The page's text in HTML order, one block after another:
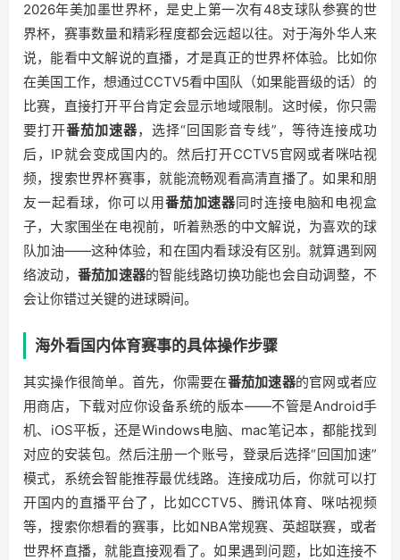
2026年美加墨世界杯，是史上第一次有48支球队参赛的世
界杯，赛事数量和精彩程度都会远超以往。对于海外华人来
说，能看中文解说的直播，才是真正的世界杯体验。比如你
在美国工作，想通过CCTV5看中国队（如果能晋级的话）的
比赛，直接打开平台肯定会显示地域限制。这时候，你只需
要打开番茄加速器，选择“回国影音专线”，等待连接成功
后，IP就会变成国内的。然后打开CCTV5官网或者咪咕视
频，搜索世界杯赛事，就能流畅观看高清直播了。如果和朋
友一起看球，你可以用番茄加速器同时连接电脑和电视盒
子，大家围坐在电视前，听着熟悉的中文解说，为喜欢的球
队加油——这种体验，和在国内看球没有区别。就算遇到网
络波动， 番茄加速器的智能线路切换功能也会自动调整，不
会让你错过关键的进球瞬间。
海外看国内体育赛事的具体操作步骤
其实操作很简单。首先，你需要在番茄加速器的官网或者应
用商店，下载对应你设备系统的版本——不管是Android手
机、iOS平板，还是Windows电脑、mac笔记本，都能找到
对应的安装包。然后注册一个账号，登录后选择“回国加速”
模式，系统会智能推荐最优线路。连接成功后，你就可以打
开国内的直播平台了，比如CCTV5、腾讯体育、咪咕视频
等，搜索你想看的赛事，比如NBA常规赛、英超联赛，或者
世界杯直播，就能直接观看了。如果遇到问题，比如连接不